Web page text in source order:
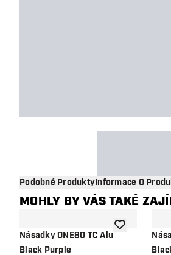
Podobné ProduktyInformace O
MOHLY BY VÁS TAKÉ
Násadky ONE80 TC Alu
Black Purple
Přidat do